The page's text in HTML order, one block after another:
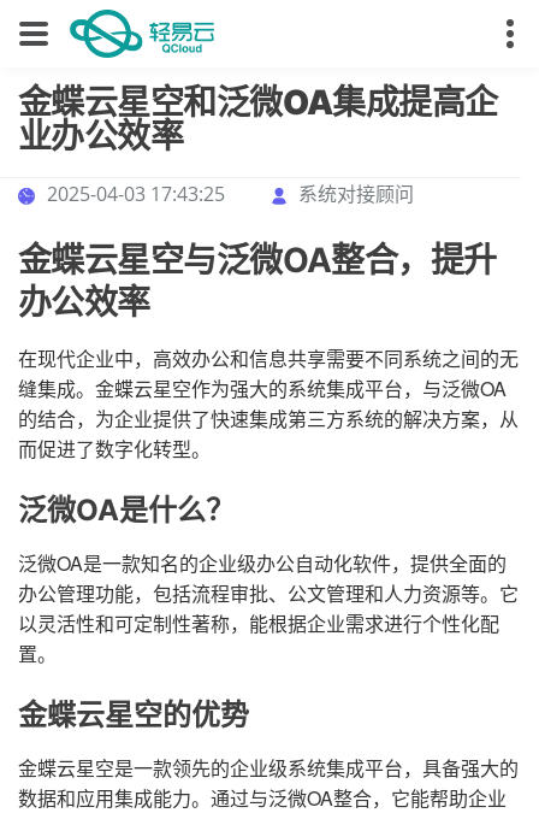
金蝶云星空和泛微OA集成提高企
业办公效率
2025-04-03 17:43:25 系统对接顾问
金蝶云星空与泛微OA整合，提升
办公效率
在现代企业中，高效办公和信息共享需要不同系统之间的无
缝集成。金蝶云星空作为强大的系统集成平台，与泛微OA
的结合，为企业提供了快速集成第三方系统的解决方案，从
而促进了数字化转型。
泛微OA是什么？
泛微OA是一款知名的企业级办公自动化软件，提供全面的
办公管理功能，包括流程审批、公文管理和人力资源等。它
以灵活性和可定制性著称，能根据企业需求进行个性化配
置。
金蝶云星空的优势
金蝶云星空是一款领先的企业级系统集成平台，具备强大的
数据和应用集成能力。通过与泛微OA整合，它能帮助企业